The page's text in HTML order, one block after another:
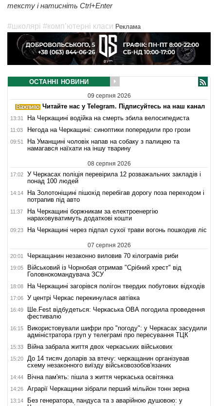
тексту і натисніть Ctrl+Enter
#школярі #комп’ютерні класи Реклама
ОСТАННІ НОВИНИ
09 серпня 2026
Читайте нас у Telegram. Підписуйтесь на наш канал
13:31 На Черкащині водійка на смерть збила велосипедиста
11:03 Негода на Черкащині: синоптики попередили про грози
09:51
На Уманщині чоловік напав на собаку з палицею та
намагався наїхати на іншу тварину
08 серпня 2026
17:02
У Черкасах поліція перевірила 12 розважальних закладів і
понад 100 людей
14:14
На Золотоніщині пішохід перебігав дорогу поза переходом і
потрапив під авто
11:37
На Черкащині боржникам за електроенергію
нараховуватимуть додаткові кошти
09:23 На Черкащині через підпал сухої трави вогонь пошкодив ліс
07 серпня 2026
20:01 Черкащанин незаконно виловив 70 кілограмів риби
19:05
Військовий із Чорнобая отримав "Срібний хрест" від
Головнокомандувача ЗСУ
18:08 На Черкащині загорівся полігон твердих побутових відходів
17:06 У центрі Черкас перекинулася автівка
16:49
Ше.Fest відбудеться: Черкаська ОВА погодила проведення
фестивалю
16:15
Використовували шифри про "погоду": у Черкасах засудили
адміністратора груп у телеграмі про пересування ТЦК
15:33 Війна забрала життя двох черкаських військових
15:20
До 14 тисяч доларів за втечу: черкащанин організував
схему незаконного виїзду військовозобов'язаних
14:44 Вічна пам'ять: пішла з життя черкаська освітянка
14:26 Аграрії Черкащини зібрали перший мільйон тонн зерна
13:14
Без генератора, пандуса та з аварійною душовою: у